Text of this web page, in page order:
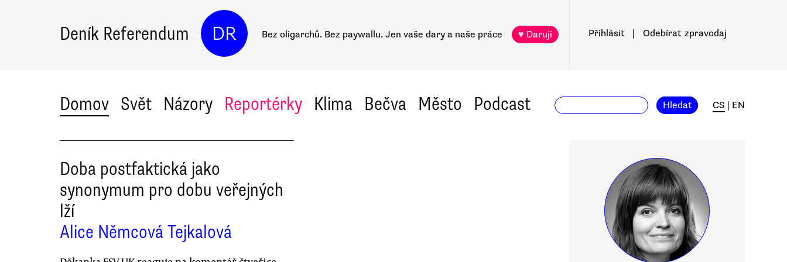
Deník Referendum DR Bez oligarchů. Bez paywallu. Jen vaše dary a naše práce ♥ Daruji Přihlásit Odebírat zpravodaj
Domov Svět Názory Reportérky Klima Bečva Město Podcast Hledat CS EN
Doba postfaktická jako
synonymum pro dobu veřejných
lží
Alice Němcová Tejkalová